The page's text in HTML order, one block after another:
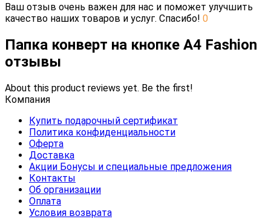
Ваш отзыв очень важен для нас и поможет улучшить
качество наших товаров и услуг. Спасибо! 0
Папка конверт на кнопке А4 Fashion
отзывы
About this product reviews yet. Be the first!
Компания
Купить подарочный сертификат
Политика конфиденциальности
Оферта
Доставка
Акции Бонусы и специальные предложения
Контакты
Об организации
Оплата
Условия возврата